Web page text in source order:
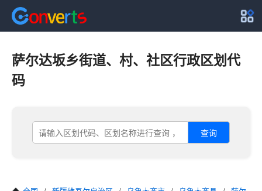
萨尔达坂乡街道、村、社区行政区划代
码
查询